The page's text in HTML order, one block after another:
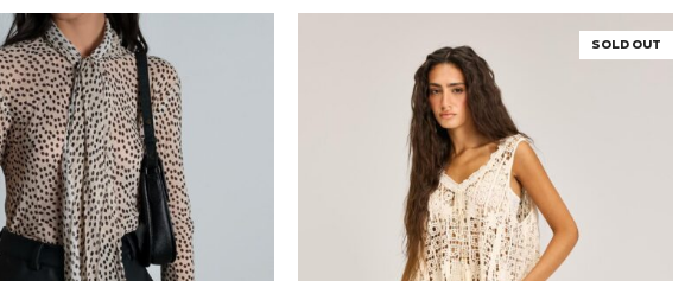
SOLD OUT